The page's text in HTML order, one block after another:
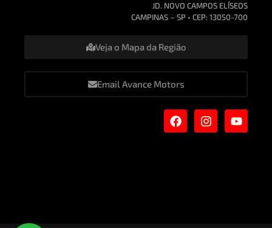
JD. NOVO CAMPOS ELÍSEOS
CAMPINAS – SP • CEP: 13050-700
Veja o Mapa da Região
Email Avance Motors